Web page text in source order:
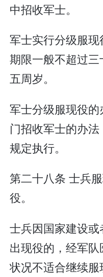
中招收军士。
军士实行分级服
期限一般不超过
五周岁。
军士分级服现役
门招收军士的办
规定执行。
第二十八条 士兵
役。
士兵因国家建设
出现役的，经军
状况不适合继续